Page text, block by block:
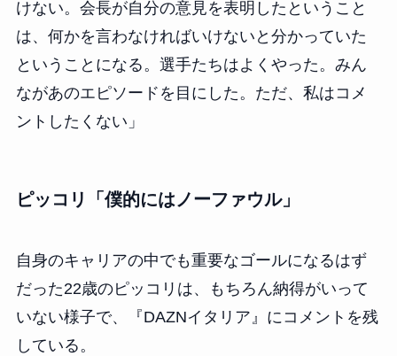
けない。会長が自分の意見を表明したということ
は、何かを言わなければいけないと分かっていた
ということになる。選手たちはよくやった。みん
ながあのエピソードを目にした。ただ、私はコメ
ントしたくない」
ピッコリ「僕的にはノーファウル」
自身のキャリアの中でも重要なゴールになるはず
だった22歳のピッコリは、もちろん納得がいって
いない様子で、『DAZNイタリア』にコメントを残
している。